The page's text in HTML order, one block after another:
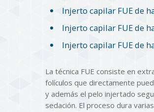
Injerto capilar FUE de
Injerto capilar FUE de
Injerto capilar FUE de
La técnica FUE consiste en
folículos que directamente
y además el pelo injertado
sedación. El proceso dura